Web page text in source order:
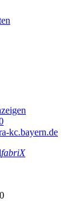
kc.bayern.de
fabriX